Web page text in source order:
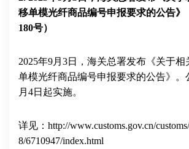
移单模光纤商品编号申报要求的公告》
180号）
2025年9月 3日，海关总署发布《关于相
单模光纤商品编号申报要求的公告》。
月 4日起实施。
详见： http://www.customs.gov.cn/
8/6710947/index.html